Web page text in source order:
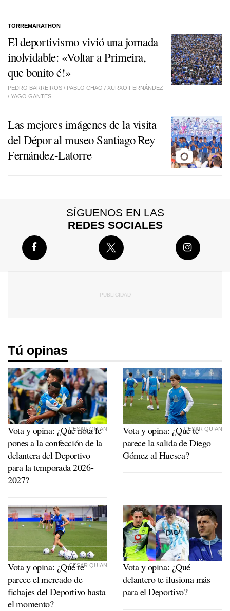
TORREMARATHON
El deportivismo vivió una jornada
inolvidable: «Voltar a Primeira,
que bonito é!»
PEDRO BARREIROS / PABLO CHAO / XURXO FERNÁNDEZ
/ YAGO GANTES
Las mejores imágenes de la visita
del Dépor al museo Santiago Rey
Fernández-Latorre
SÍGUENOS EN LAS
REDES SOCIALES
Tú opinas
CESAR QUIAN
Vota y opina: ¿Qué nota le
pones a la confección de la
delantera del Deportivo
para la temporada 2026-
2027?
CESAR QUIAN
Vota y opina: ¿Qué te
parece la salida de Diego
Gómez al Huesca?
CESAR QUIAN
Vota y opina: ¿Qué te
parece el mercado de
fichajes del Deportivo hasta
el momento?
Vota y opina: ¿Qué
delantero te ilusiona más
para el Deportivo?